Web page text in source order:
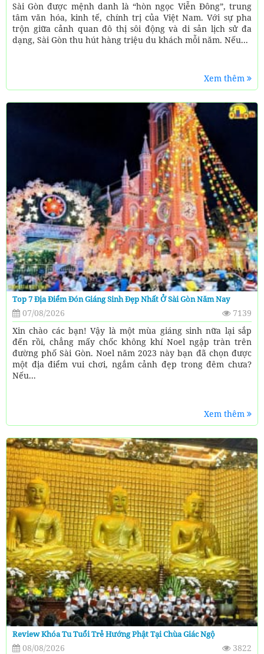
Sài Gòn được mệnh danh là “hòn ngọc Viễn Đông”, trung
tâm văn hóa, kinh tế, chính trị của Việt Nam. Với sự pha
trộn giữa cảnh quan đô thị sôi động và di sản lịch sử đa
dạng, Sài Gòn thu hút hàng triệu du khách mỗi năm. Nếu...
Xem thêm
Top 7 Địa Điểm Đón Giáng Sinh Đẹp Nhất Ở Sài Gòn Năm Nay
07/08/2026
7139
Xin chào các bạn! Vậy là một mùa giáng sinh nữa lại sắp
đến rồi, chẳng mấy chốc không khí Noel ngập tràn trên
đường phố Sài Gòn. Noel năm 2023 này bạn đã chọn được
một địa điểm vui chơi, ngắm cảnh đẹp trong đêm chưa?
Nếu...
Xem thêm
Review Khóa Tu Tuổi Trẻ Hướng Phật Tại Chùa Giác Ngộ
08/08/2026 3822